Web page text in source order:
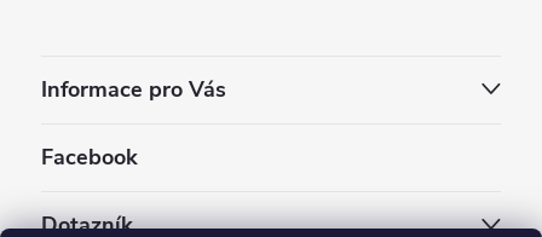
Informace pro Vás
Facebook
Dotazník